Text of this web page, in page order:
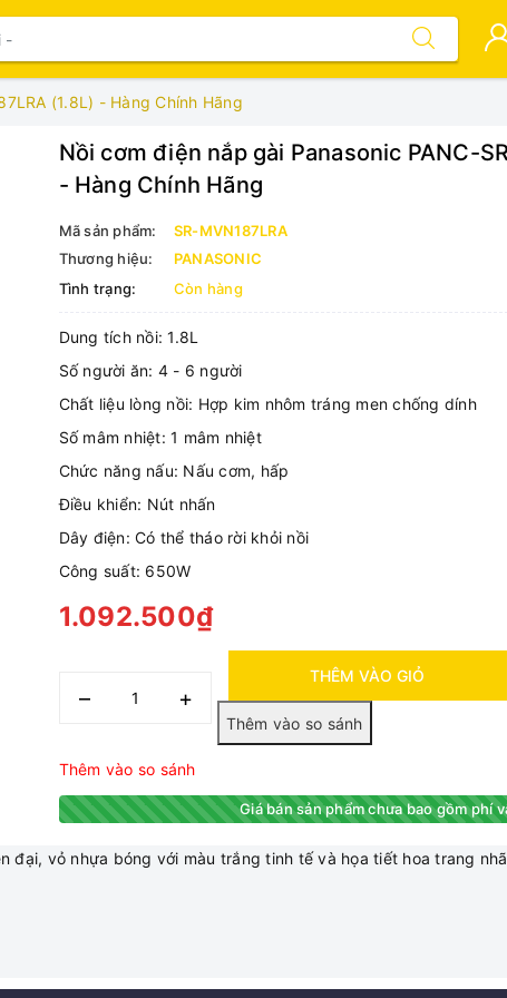
(1.8L) - Hàng Chính Hãng
Nồi cơm điện nắp gài Panasonic PANC-
- Hàng Chính Hãng
Mã sản phẩm:
SR-MVN187LRA
Thương hiệu:
PANASONIC
Tình trạng:
Còn hàng
Dung tích nồi: 1.8L
Số người ăn: 4 - 6 người
Chất liệu lòng nồi: Hợp kim nhôm tráng men chống dính
Số mâm nhiệt: 1 mâm nhiệt
Chức năng nấu: Nấu cơm, hấp
Điều khiển: Nút nhấn
Dây điện: Có thể tháo rời khỏi nồi
Công suất: 650W
1.092.500₫
– +
THÊM VÀO GIỎ
Thêm vào so sánh
Giá bán sản phẩm chưa bao gồm phí
đại, vỏ nhựa bóng với màu trắng tinh tế và họa tiết hoa trang